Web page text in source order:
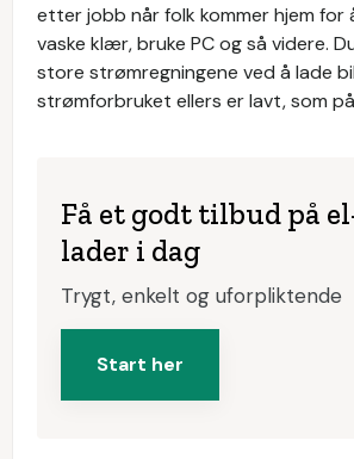
etter jobb når folk kommer hjem for
vaske klær, bruke PC og så videre.
store strømregningene ved å lade
strømforbruket ellers er lavt, som
Få et godt tilbud på
lader i dag
Trygt, enkelt og uforpliktende
Start her